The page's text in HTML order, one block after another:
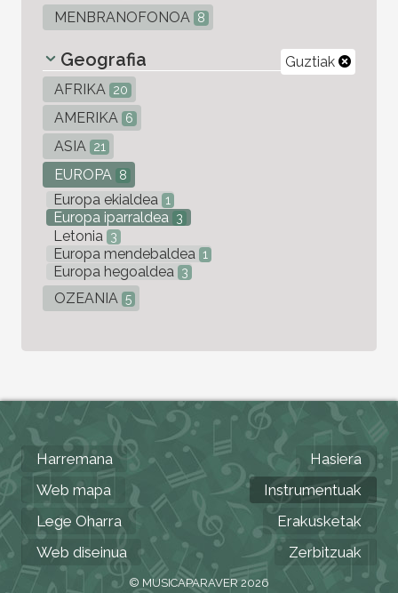
MENBRANOFONOA 8
Guztiak
Geografia
AFRIKA 20
AMERIKA 6
ASIA 21
EUROPA 8
Europa ekialdea 1
Europa iparraldea 3
Letonia 3
Europa mendebaldea 1
Europa hegoaldea 3
OZEANIA 5
Harremana
Web mapa
Lege Oharra
Web diseinua
Hasiera
Instrumentuak
Erakusketak
Zerbitzuak
© MUSICAPARAVER 2026